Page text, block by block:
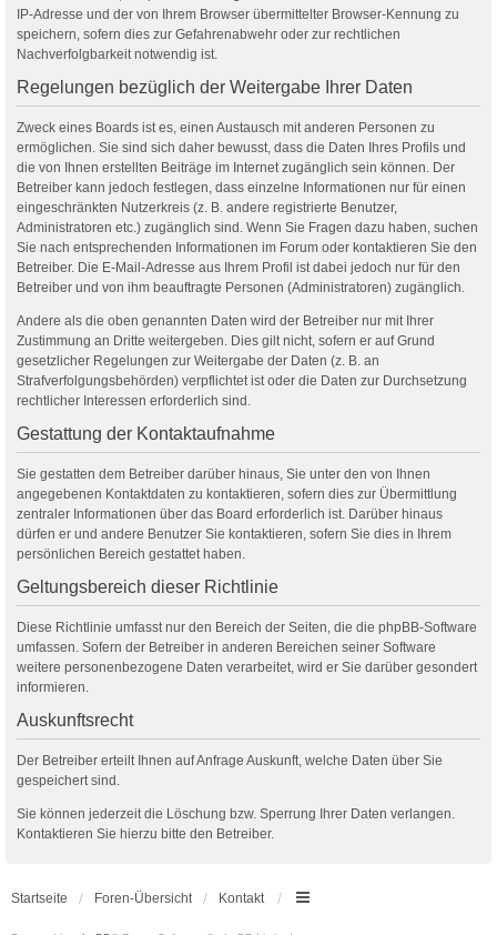
IP-Adresse und der von Ihrem Browser übermittelter Browser-Kennung zu
speichern, sofern dies zur Gefahrenabwehr oder zur rechtlichen
Nachverfolgbarkeit notwendig ist.
Regelungen bezüglich der Weitergabe Ihrer Daten
Zweck eines Boards ist es, einen Austausch mit anderen Personen zu
ermöglichen. Sie sind sich daher bewusst, dass die Daten Ihres Profils und
die von Ihnen erstellten Beiträge im Internet zugänglich sein können. Der
Betreiber kann jedoch festlegen, dass einzelne Informationen nur für einen
eingeschränkten Nutzerkreis (z. B. andere registrierte Benutzer,
Administratoren etc.) zugänglich sind. Wenn Sie Fragen dazu haben, suchen
Sie nach entsprechenden Informationen im Forum oder kontaktieren Sie den
Betreiber. Die E-Mail-Adresse aus Ihrem Profil ist dabei jedoch nur für den
Betreiber und von ihm beauftragte Personen (Administratoren) zugänglich.
Andere als die oben genannten Daten wird der Betreiber nur mit Ihrer
Zustimmung an Dritte weitergeben. Dies gilt nicht, sofern er auf Grund
gesetzlicher Regelungen zur Weitergabe der Daten (z. B. an
Strafverfolgungsbehörden) verpflichtet ist oder die Daten zur Durchsetzung
rechtlicher Interessen erforderlich sind.
Gestattung der Kontaktaufnahme
Sie gestatten dem Betreiber darüber hinaus, Sie unter den von Ihnen
angegebenen Kontaktdaten zu kontaktieren, sofern dies zur Übermittlung
zentraler Informationen über das Board erforderlich ist. Darüber hinaus
dürfen er und andere Benutzer Sie kontaktieren, sofern Sie dies in Ihrem
persönlichen Bereich gestattet haben.
Geltungsbereich dieser Richtlinie
Diese Richtlinie umfasst nur den Bereich der Seiten, die die phpBB-Software
umfassen. Sofern der Betreiber in anderen Bereichen seiner Software
weitere personenbezogene Daten verarbeitet, wird er Sie darüber gesondert
informieren.
Auskunftsrecht
Der Betreiber erteilt Ihnen auf Anfrage Auskunft, welche Daten über Sie
gespeichert sind.
Sie können jederzeit die Löschung bzw. Sperrung Ihrer Daten verlangen.
Kontaktieren Sie hierzu bitte den Betreiber.
Startseite Foren-Übersicht Kontakt